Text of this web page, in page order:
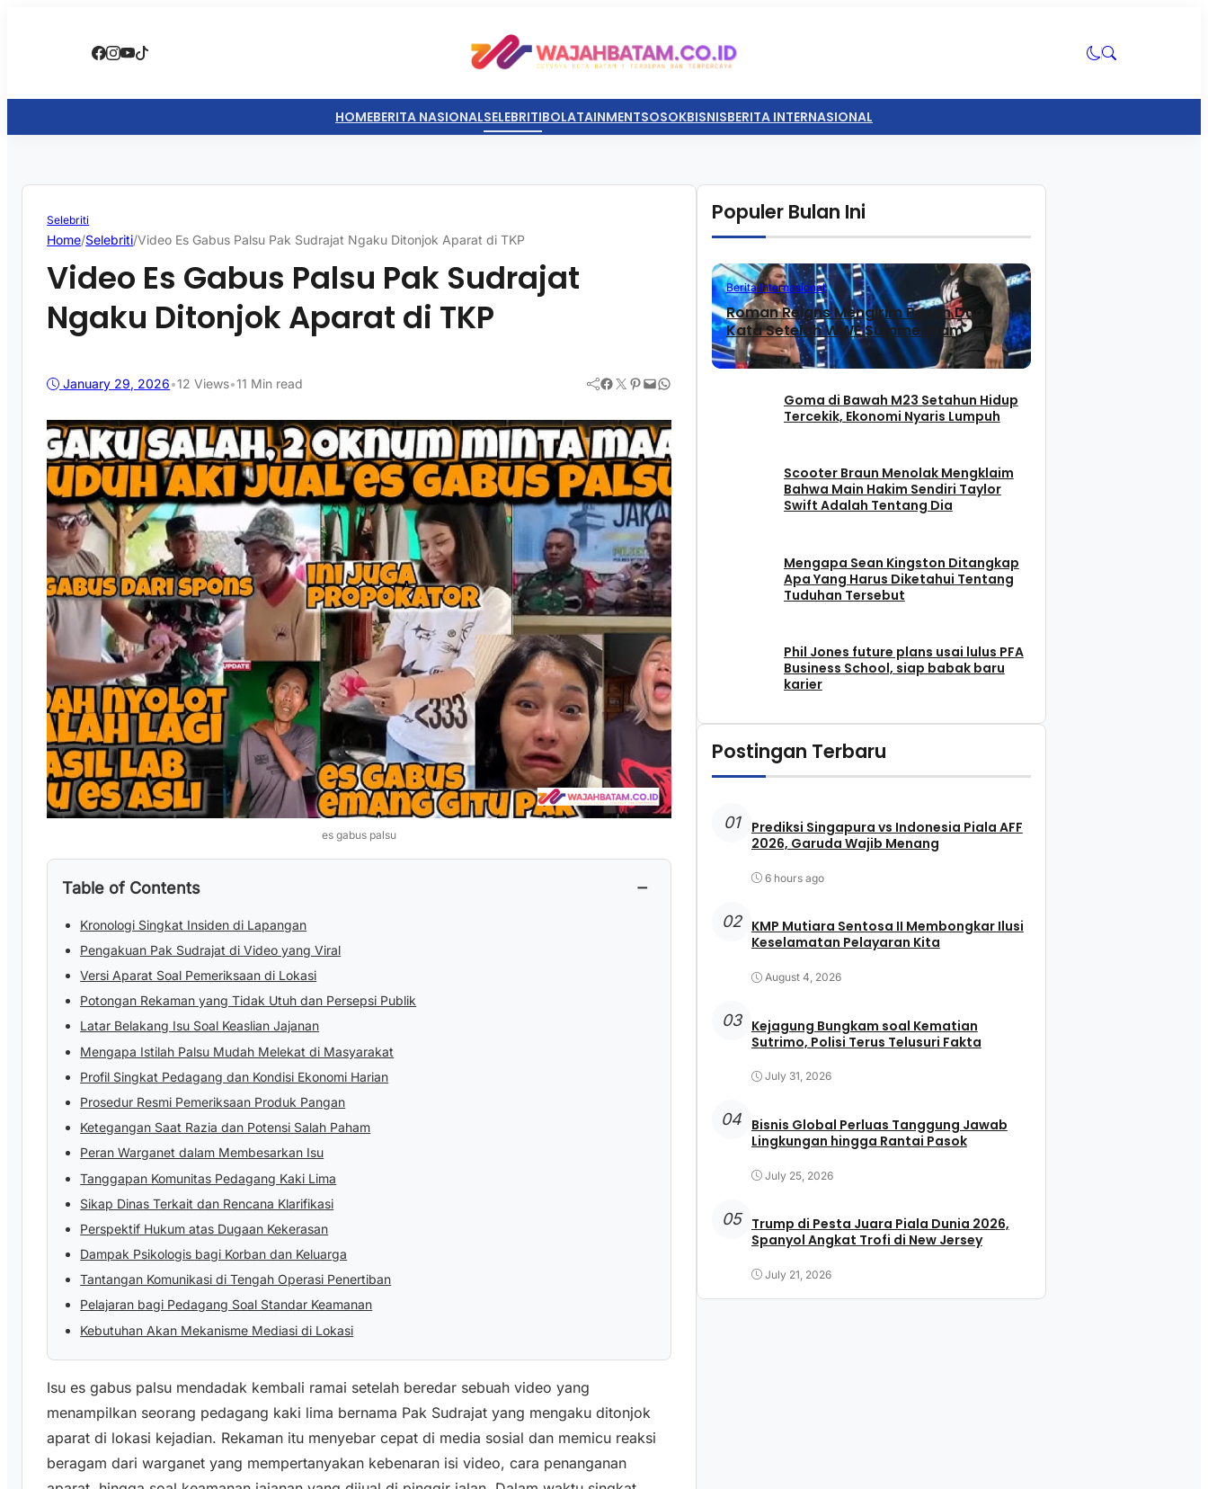
HOMEBERITA NASIONALSELEBRITIBOLATAINMENTSOSOKBISNISBERITA INTERNASIONAL
Selebriti
Home/Selebriti/Video Es Gabus Palsu Pak Sudrajat Ngaku Ditonjok Aparat di TKP
Video Es Gabus Palsu Pak Sudrajat
Ngaku Ditonjok Aparat di TKP
January 29, 2026•12 Views•11 Min read Facebook Twitter Pinterest Mail WhatsApp
es gabus palsu
Table of Contents −
Kronologi Singkat Insiden di Lapangan
Pengakuan Pak Sudrajat di Video yang Viral
Versi Aparat Soal Pemeriksaan di Lokasi
Potongan Rekaman yang Tidak Utuh dan Persepsi Publik
Latar Belakang Isu Soal Keaslian Jajanan
Mengapa Istilah Palsu Mudah Melekat di Masyarakat
Profil Singkat Pedagang dan Kondisi Ekonomi Harian
Prosedur Resmi Pemeriksaan Produk Pangan
Ketegangan Saat Razia dan Potensi Salah Paham
Peran Warganet dalam Membesarkan Isu
Tanggapan Komunitas Pedagang Kaki Lima
Sikap Dinas Terkait dan Rencana Klarifikasi
Perspektif Hukum atas Dugaan Kekerasan
Dampak Psikologis bagi Korban dan Keluarga
Tantangan Komunikasi di Tengah Operasi Penertiban
Pelajaran bagi Pedagang Soal Standar Keamanan
Kebutuhan Akan Mekanisme Mediasi di Lokasi
Isu es gabus palsu mendadak kembali ramai setelah beredar sebuah video yang
menampilkan seorang pedagang kaki lima bernama Pak Sudrajat yang mengaku ditonjok
aparat di lokasi kejadian. Rekaman itu menyebar cepat di media sosial dan memicu reaksi
beragam dari warganet yang mempertanyakan kebenaran isi video, cara penanganan
Populer Bulan Ini
Berita Internasional
Roman Reigns Mengirim Pesan Dua
Kata Setelah WWE SummerSlam
Goma di Bawah M23 Setahun Hidup
Tercekik, Ekonomi Nyaris Lumpuh
Scooter Braun Menolak Mengklaim
Bahwa Main Hakim Sendiri Taylor
Swift Adalah Tentang Dia
Mengapa Sean Kingston Ditangkap
Apa Yang Harus Diketahui Tentang
Tuduhan Tersebut
Phil Jones future plans usai lulus PFA
Business School, siap babak baru
karier
Postingan Terbaru
01
Prediksi Singapura vs Indonesia Piala AFF
2026, Garuda Wajib Menang
6 hours ago
02
KMP Mutiara Sentosa II Membongkar Ilusi
Keselamatan Pelayaran Kita
August 4, 2026
03
Kejagung Bungkam soal Kematian
Sutrimo, Polisi Terus Telusuri Fakta
July 31, 2026
04 Bisnis Global Perluas Tanggung Jawab
Lingkungan hingga Rantai Pasok
July 25, 2026
05
Trump di Pesta Juara Piala Dunia 2026,
Spanyol Angkat Trofi di New Jersey
July 21, 2026